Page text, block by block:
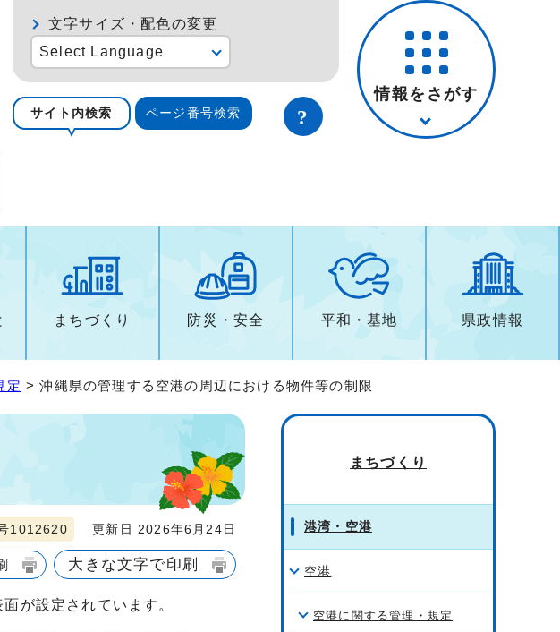
文字サイズ・配色の変更
Select Language
サイト内検索 ページ番号検索
情報をさがす
まちづくり 防災・安全 平和・基地 県政情報
定 > 沖縄県の管理する空港の周辺における物件等の制限
1012620 更新日 2026年6月24日
大きな文字で印刷
が設定されています。
まちづくり
港湾・空港
空港
空港に関する管理・規定